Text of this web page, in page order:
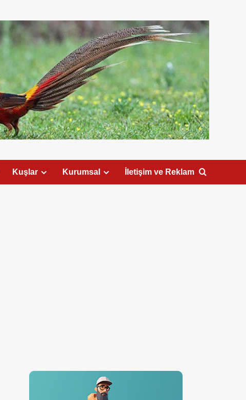
Kuşlar Kurumsal İletişim ve Reklam